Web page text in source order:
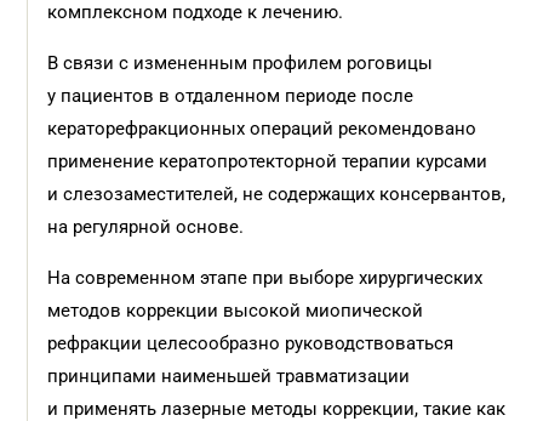
комплексном подходе к лечению.
В связи с измененным профилем роговицы
у пациентов в отдаленном периоде после
кераторефракционных операций рекомендовано
применение кератопротекторной терапии курсами
и слезозаместителей, не содержащих консервантов,
на регулярной основе.
На современном этапе при выборе хирургических
методов коррекции высокой миопической
рефракции целесообразно руководствоваться
принципами наименьшей травматизации
и применять лазерные методы коррекции, такие как